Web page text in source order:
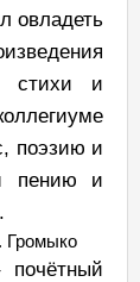
овладеть
стихи и
поэзию и
пению и
Громыко
почётный